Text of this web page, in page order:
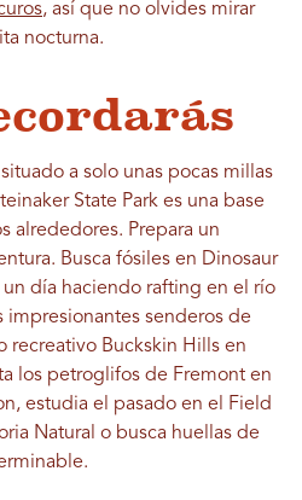
, así que no olvides mirar
nocturna.
a solo unas pocas millas
State Park es una base
alrededores. Prepara un
Busca fósiles en Dinosaur
día haciendo rafting en el río
impresionantes senderos de
recreativo Buckskin Hills en
los petroglifos de Fremont en
estudia el pasado en el Field
Natural o busca huellas de